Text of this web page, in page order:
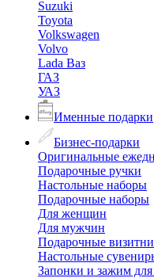
Suzuki
Toyota
Volkswagen
Volvo
Lada Ваз
ГАЗ
УАЗ
Именные подарки
Бизнес-подарки
Оригинальные
Подарочные ручки
Настольные наборы
Подарочные наборы
Для женщин
Для мужчин
Подарочные
Настольные
Запонки и зажим для